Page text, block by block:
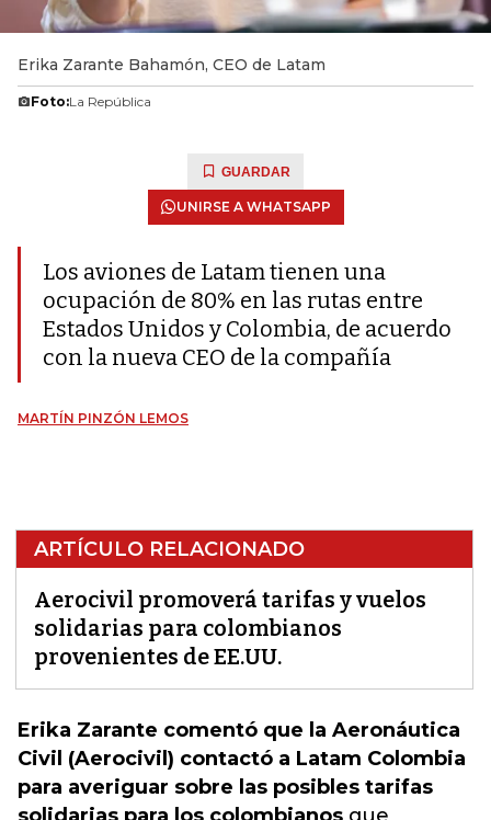
Erika Zarante Bahamón, CEO de Latam
Foto:La República
GUARDAR
UNIRSE A WHATSAPP
Los aviones de Latam tienen una
ocupación de 80% en las rutas entre
Estados Unidos y Colombia, de acuerdo
con la nueva CEO de la compañía
MARTÍN PINZÓN LEMOS
ARTÍCULO RELACIONADO
Aerocivil promoverá tarifas y vuelos
solidarias para colombianos
provenientes de EE.UU.
Erika Zarante comentó que la Aeronáutica
Civil (Aerocivil) contactó a Latam Colombia
para averiguar sobre las posibles tarifas